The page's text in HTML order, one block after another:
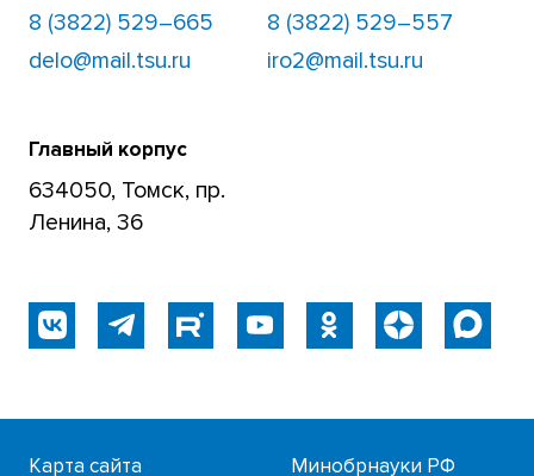
8 (3822) 529–665
delo@mail.tsu.ru
8 (3822) 529–557
iro2@mail.tsu.ru
Главный корпус
634050, Томск, пр.
Ленина, 36
Карта сайта Минобрнауки РФ